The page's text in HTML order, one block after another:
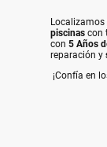
piscinas con
con 5 Años
reparación y
¡Confía en